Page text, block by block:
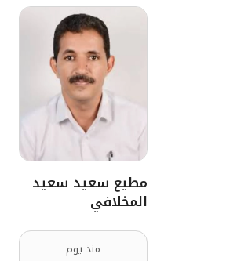
مطيع سعيد سعيد
المخلافي
منذ يوم